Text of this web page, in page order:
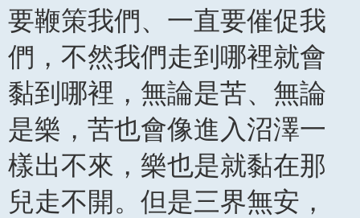
要鞭策我們、一直要催促我
們，不然我們走到哪裡就會
黏到哪裡，無論是苦、無論
是樂，苦也會像進入沼澤一
樣出不來，樂也是就黏在那
兒走不開。但是三界無安，